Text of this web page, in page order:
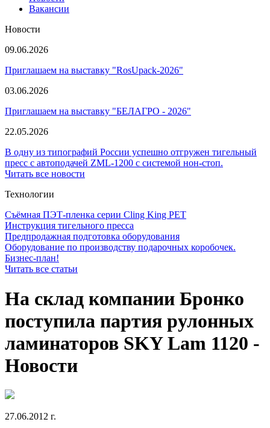
Вакансии
Новости
09.06.2026
Приглашаем на выставку "RosUpack-2026"
03.06.2026
Приглашаем на выставку "БЕЛАГРО - 2026"
22.05.2026
В одну из типографий России успешно отгружен тигельный
пресс с автоподачей ZML-1200 с системой нон-стоп.
Читать все новости
Технологии
Съёмная ПЭТ-пленка серии Cling King PET
Инструкция тигельного пресса
Предпродажная подготовка оборудования
Оборудование по производству подарочных коробочек.
Бизнес-план!
Читать все статьи
На склад компании Бронко
поступила партия рулонных
ламинаторов SKY Lam 1120 -
Новости
27.06.2012 г.